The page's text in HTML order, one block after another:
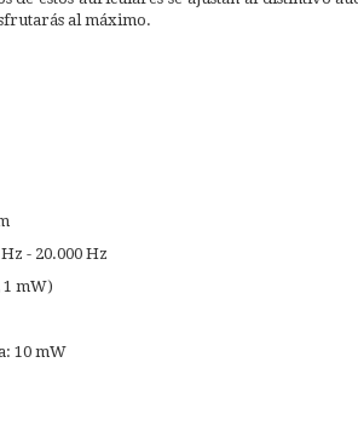
al máximo.
- 20.000 Hz
1 mW)
10 mW